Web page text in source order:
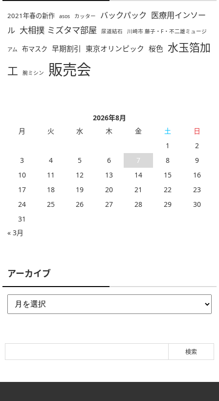
2021年春の新作 asos カッター バックパック 医療用インソー
ル 大相撲 ミズタマ部屋 尿道結石 川崎市 藤子・F・不二雄ミュージ
アム 布マスク 早期割引 東京オリンピック 桜色 水玉箔加
工
腕ミシン 販売会
2026年8月
月
火 水 木 金 土
日
1
2
3
4 5 6 7 8
9
10
11 12 13 14 15
16
17
18 19 20 21 22
23
24
25 26 27 28 29
30
31
« 3月
アーカイブ